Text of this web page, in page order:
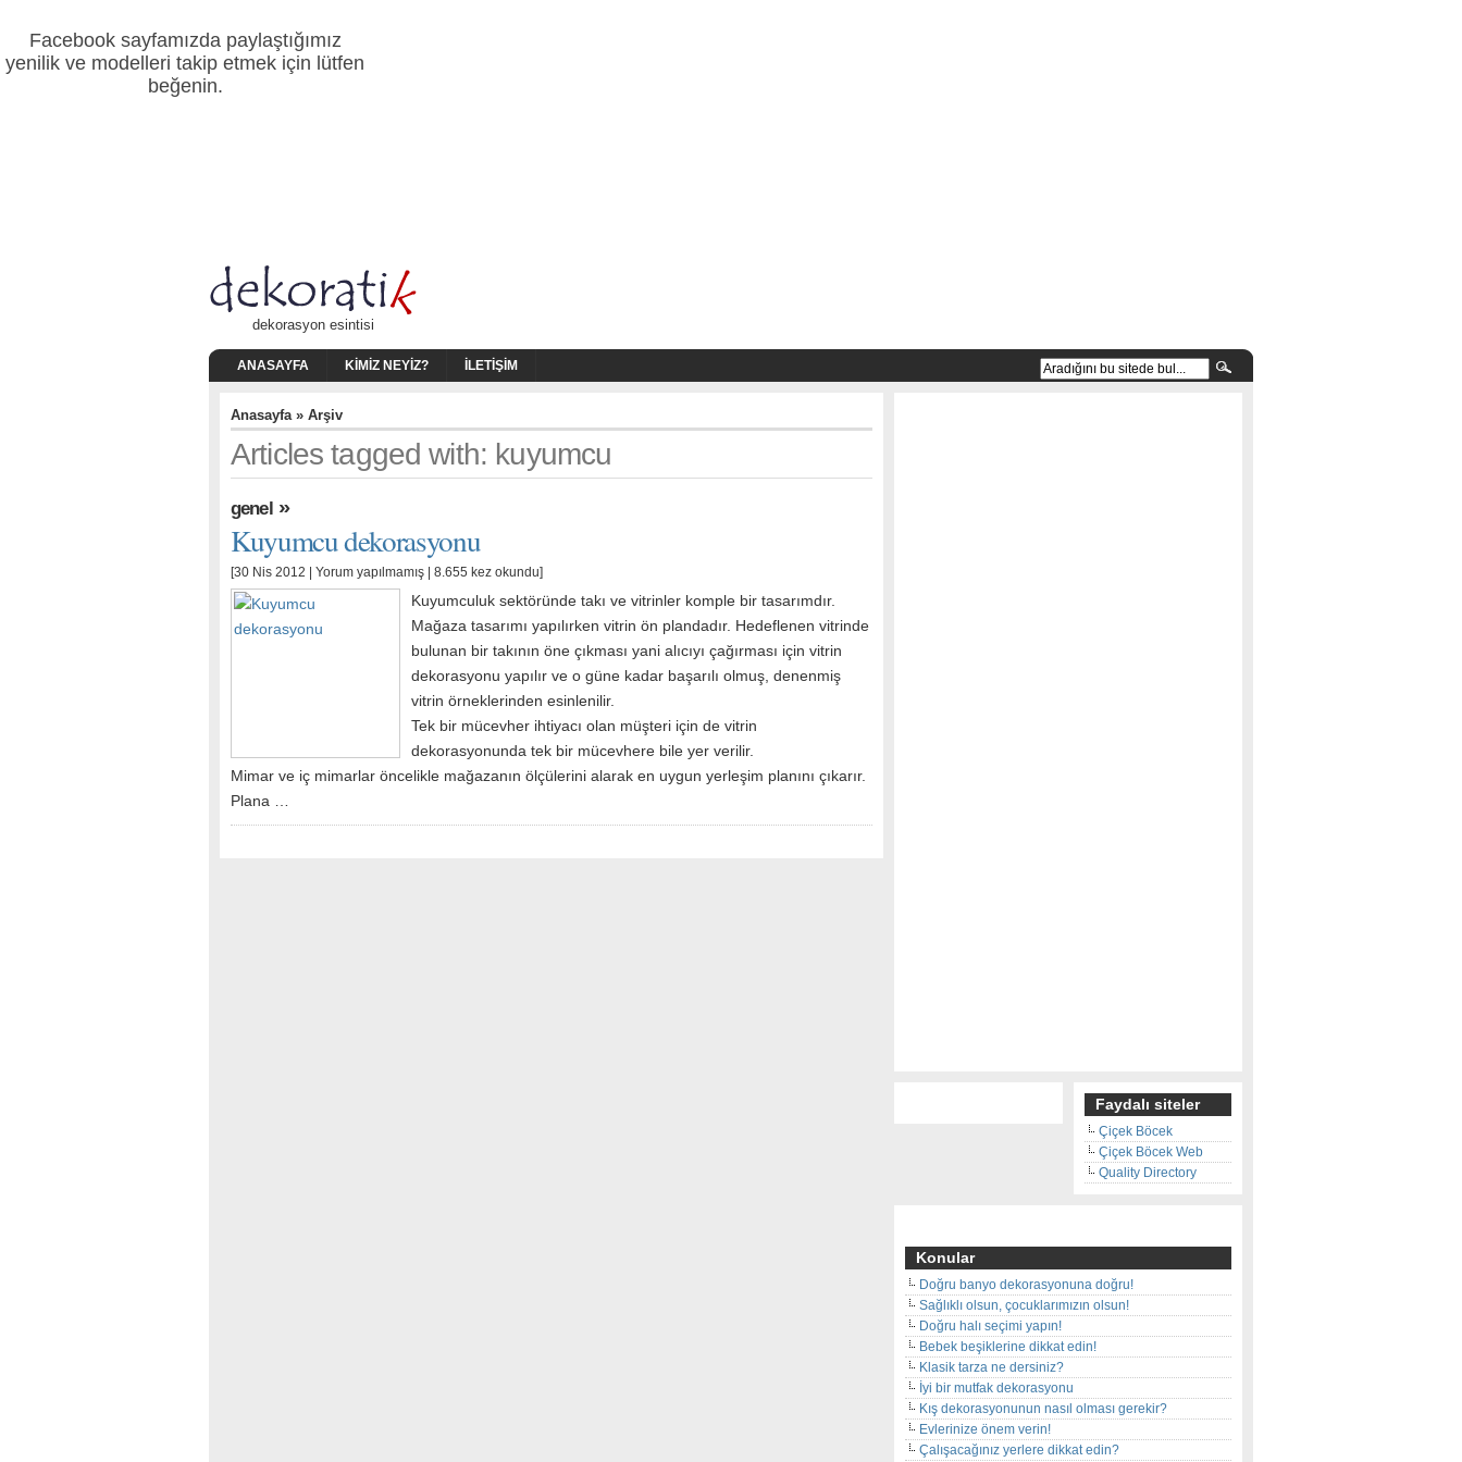
Facebook sayfamızda paylaştığımız
yenilik ve modelleri takip etmek için lütfen
beğenin.
dekorasyon esintisi
ANASAYFA KIMIZ NEYIZ? İLETIŞIM
Anasayfa» Arşiv
Articles tagged with: kuyumcu
genel»
Kuyumcu dekorasyonu
[30 Nis 2012 | Yorum yapılmamış | 8.655 kez okundu]
Kuyumculuk sektöründe takı ve vitrinler komple bir tasarımdır.
Mağaza tasarımı yapılırken vitrin ön plandadır. Hedeflenen vitrinde
bulunan bir takının öne çıkması yani alıcıyı çağırması için vitrin
dekorasyonu yapılır ve o güne kadar başarılı olmuş, denenmiş
vitrin örneklerinden esinlenilir.
Tek bir mücevher ihtiyacı olan müşteri için de vitrin
dekorasyonunda tek bir mücevhere bile yer verilir.
Mimar ve iç mimarlar öncelikle mağazanın ölçülerini alarak en uygun yerleşim planını çıkarır.
Plana …
Faydalı siteler
Çiçek Böcek
Çiçek Böcek Web
Quality Directory
Konular
Doğru banyo dekorasyonuna doğru!
Sağlıklı olsun, çocuklarımızın olsun!
Doğru halı seçimi yapın!
Bebek beşiklerine dikkat edin!
Klasik tarza ne dersiniz?
İyi bir mutfak dekorasyonu
Kış dekorasyonunun nasıl olması gerekir?
Evlerinize önem verin!
Çalışacağınız yerlere dikkat edin?